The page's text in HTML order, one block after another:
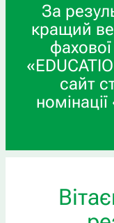
За
кращий
сайт